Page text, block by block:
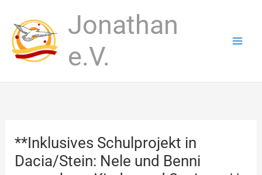
Inhalt
springen
Jonathan
e.V.
**Inklusives Schulprojekt in
Dacia/Stein: Nele und Benni